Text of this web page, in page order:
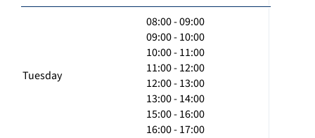
Tuesday
08:00 - 09:00
09:00 - 10:00
10:00 - 11:00
11:00 - 12:00
12:00 - 13:00
13:00 - 14:00
15:00 - 16:00
16:00 - 17:00